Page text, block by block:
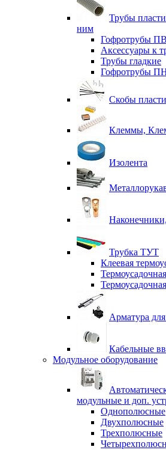
Трубы
ним
Гофротрубы
Аксессуары к
Трубы гладкие
Гофротрубы
Скобы
Клеммы,
Изолента
Трубка ТУТ
Клеевая
Арматура
Кабельные
Модульное оборудование
модульные и доп.
Однополюсные
Двухполюсные
Трехполюсные